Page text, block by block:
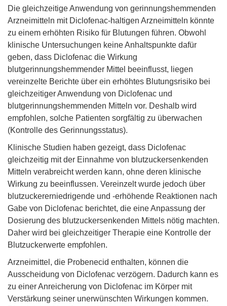
Die gleichzeitige Anwendung von gerinnungshemmenden
Arzneimitteln mit Diclofenac-haltigen Arzneimitteln könnte
zu einem erhöhten Risiko für Blutungen führen. Obwohl
klinische Untersuchungen keine Anhaltspunkte dafür
geben, dass Diclofenac die Wirkung
blutgerinnungshemmender Mittel beeinflusst, liegen
vereinzelte Berichte über ein erhöhtes Blutungsrisiko bei
gleichzeitiger Anwendung von Diclofenac und
blutgerinnungshemmenden Mitteln vor. Deshalb wird
empfohlen, solche Patienten sorgfältig zu überwachen
(Kontrolle des Gerinnungsstatus).
Klinische Studien haben gezeigt, dass Diclofenac
gleichzeitig mit der Einnahme von blutzuckersenkenden
Mitteln verabreicht werden kann, ohne deren klinische
Wirkung zu beeinflussen. Vereinzelt wurde jedoch über
blutzuckererniedrigende und -erhöhende Reaktionen nach
Gabe von Diclofenac berichtet, die eine Anpassung der
Dosierung des blutzuckersenkenden Mittels nötig machten.
Daher wird bei gleichzeitiger Therapie eine Kontrolle der
Blutzuckerwerte empfohlen.
Arzneimittel, die Probenecid enthalten, können die
Ausscheidung von Diclofenac verzögern. Dadurch kann es
zu einer Anreicherung von Diclofenac im Körper mit
Verstärkung seiner unerwünschten Wirkungen kommen.